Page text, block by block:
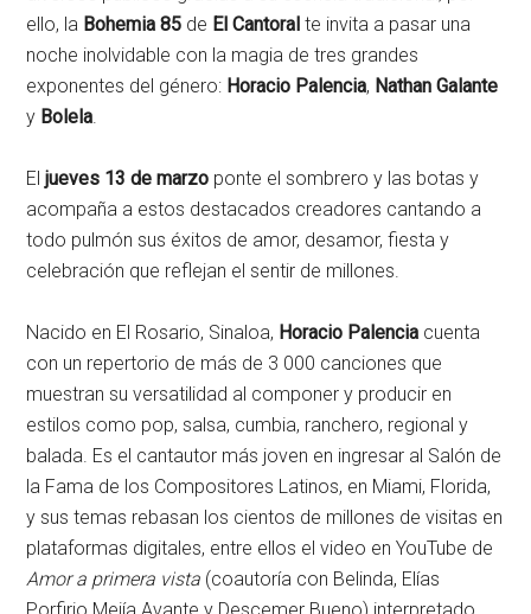
ello, la Bohemia 85 de El Cantoral te invita a pasar una
noche inolvidable con la magia de tres grandes
exponentes del género: Horacio Palencia, Nathan Galante
y Bolela.
Eljueves 13 de marzo ponte el sombrero y las botas y
acompaña a estos destacados creadores cantando a
todo pulmón sus éxitos de amor, desamor, fiesta y
celebración que reflejan el sentir de millones.
Nacido en El Rosario, Sinaloa, Horacio Palencia cuenta
con un repertorio de más de 3 000 canciones que
muestran su versatilidad al componer y producir en
estilos como pop, salsa, cumbia, ranchero, regional y
balada. Es el cantautor más joven en ingresar al Salón de
la Fama de los Compositores Latinos, en Miami, Florida,
y sus temas rebasan los cientos de millones de visitas en
plataformas digitales, entre ellos el video en YouTube de
Amor a primera vista (coautoría con Belinda, Elías